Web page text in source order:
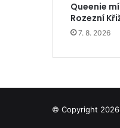
Queenie
Rozezní
7. 8. 2026
© Copyright